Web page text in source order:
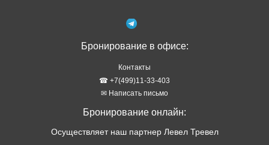
Бронирование в офисе:
Контакты
☎ +7(499)11-33-403
✉ Написать письмо
Бронирование онлайн:
Осуществляет наш партнер Левел Тревел